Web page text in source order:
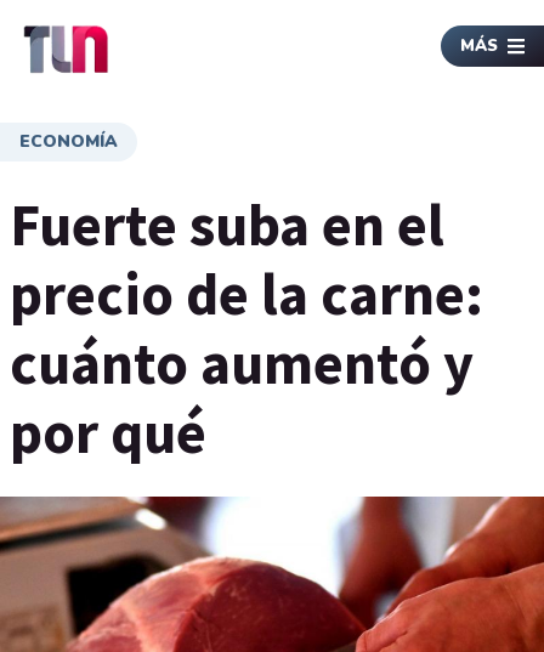
MÁS
ECONOMÍA
Fuerte suba en el
precio de la carne:
cuánto aumentó y
por qué